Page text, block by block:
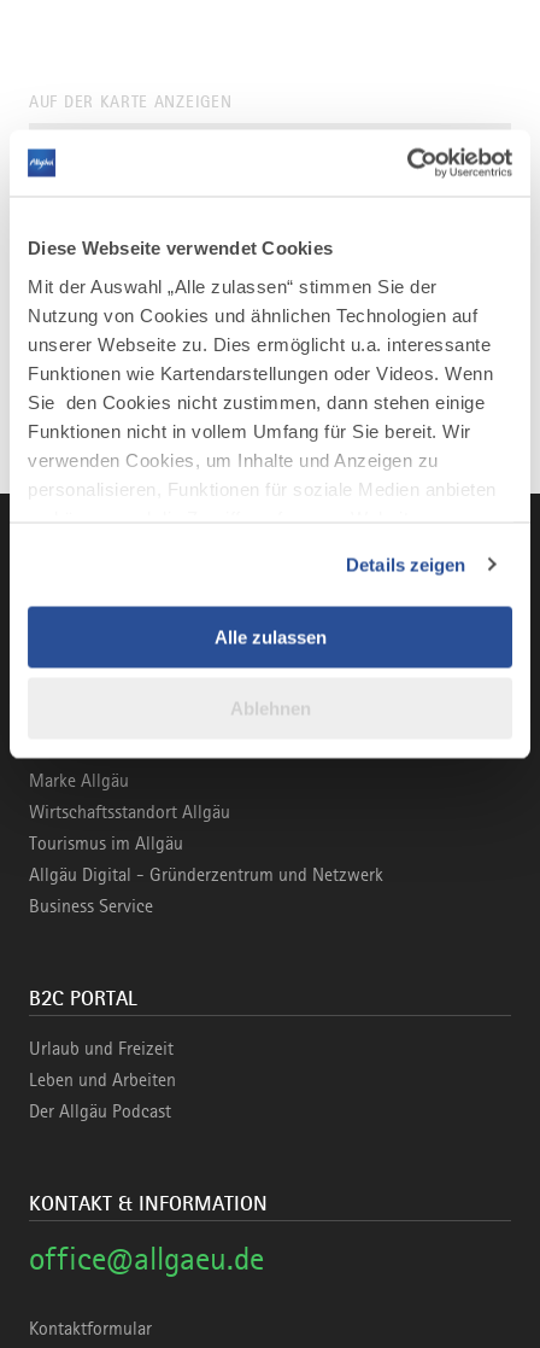
Diese Webseite verwendet Cookies
Mit der Auswahl „Alle zulassen“ stimmen Sie der
Nutzung von Cookies und ähnlichen Technologien auf
unserer Webseite zu. Dies ermöglicht u.a. interessante
Funktionen wie Kartendarstellungen oder Videos. Wenn
Sie den Cookies nicht zustimmen, dann stehen einige
Funktionen nicht in vollem Umfang für Sie bereit. Wir
verwenden Cookies, um Inhalte und Anzeigen zu
personalisieren, Funktionen für soziale Medien anbieten
Verwendung unserer Website an unsere Partner für
soziale Medien, Werbung und Analysen weiter. Unsere
Partner führen diese Informationen möglicherweise mit
weiteren Daten zusammen, die Sie ihnen bereitgestellt
Details zeigen
Alle zulassen
Ablehnen
AUF DER KARTE ANZEIGEN
Marke Allgäu
Wirtschaftsstandort Allgäu
Tourismus im Allgäu
Allgäu Digital - Gründerzentrum und Netzwerk
Business Service
B2C PORTAL
Urlaub und Freizeit
Leben und Arbeiten
Der Allgäu Podcast
KONTAKT & INFORMATION
office@allgaeu.de
Kontaktformular